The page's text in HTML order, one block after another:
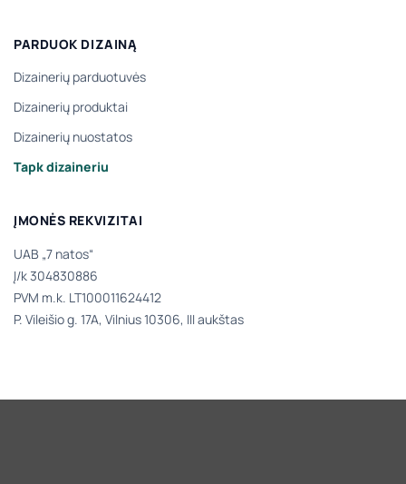
PARDUOK DIZAINĄ
Dizainerių parduotuvės
Dizainerių produktai
Dizainerių nuostatos
Tapk dizaineriu
ĮMONĖS REKVIZITAI
UAB „7 natos“
Į/k 304830886
PVM m.k. LT100011624412
P. Vileišio g. 17A, Vilnius 10306, III aukštas